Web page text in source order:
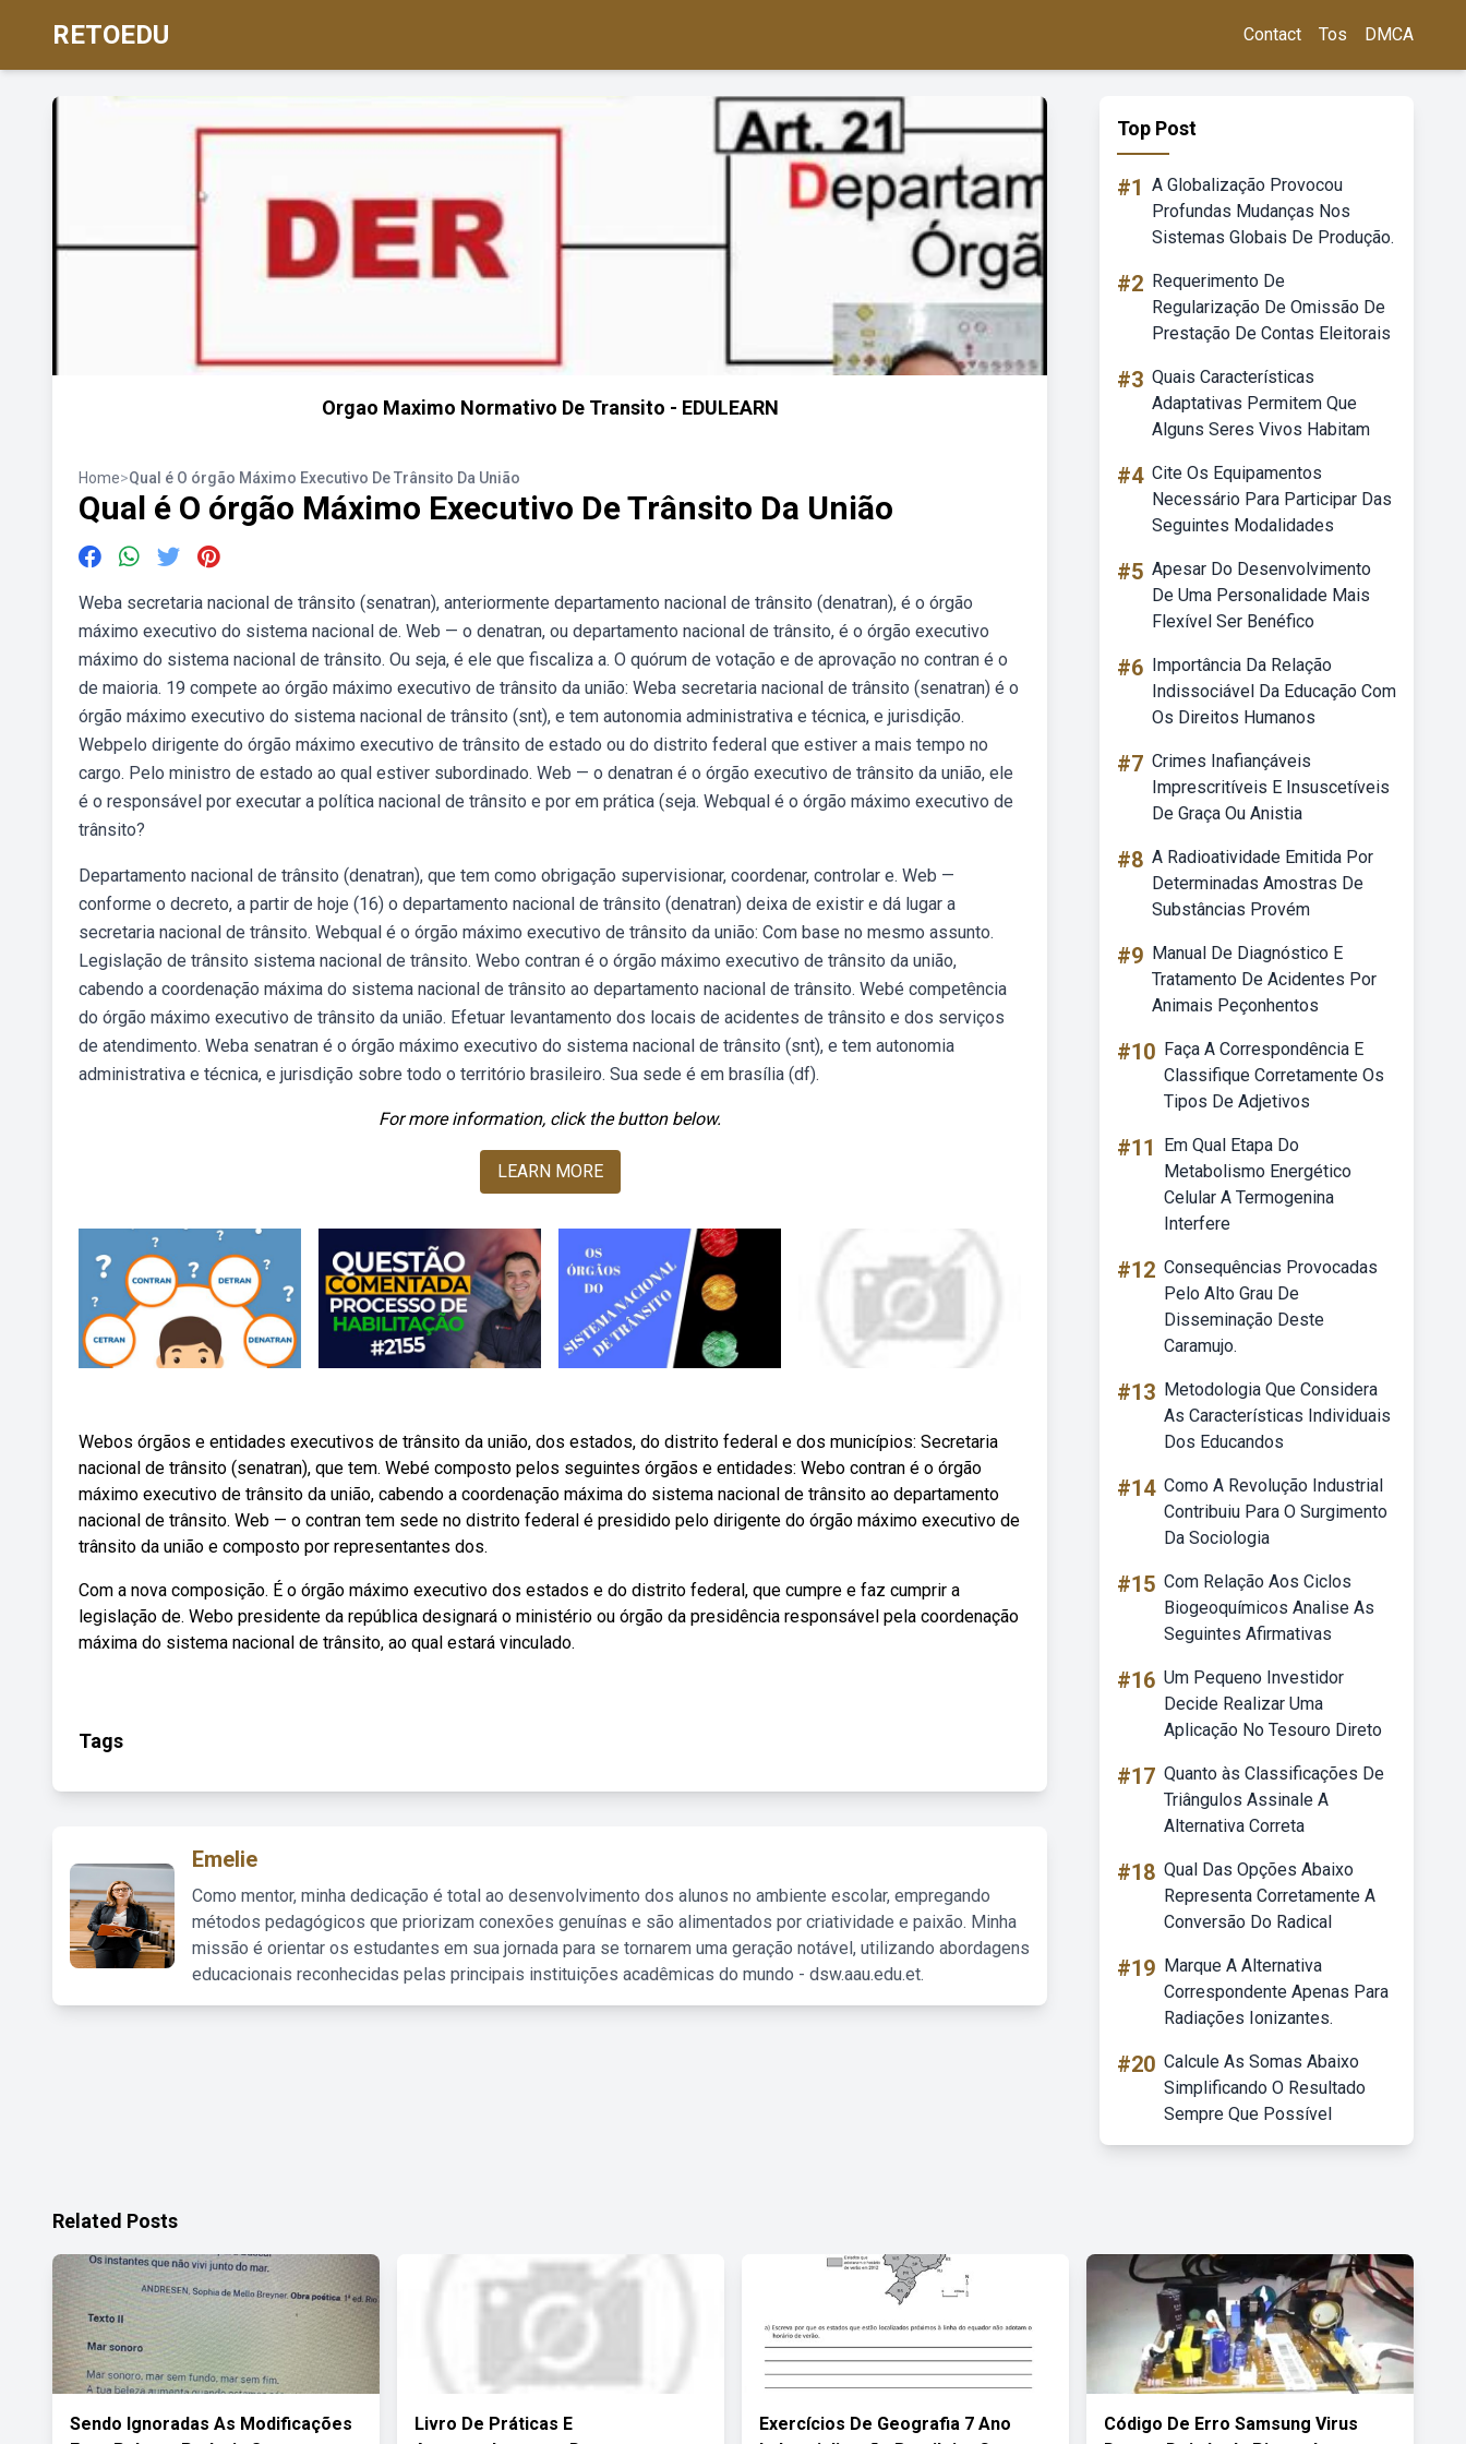
RETOEDU Contact Tos DMCA
Orgao Maximo Normativo De Transito - EDULEARN
Home>Qual é O órgão Máximo Executivo De Trânsito Da União
Qual é O órgão Máximo Executivo De Trânsito Da União
Weba secretaria nacional de trânsito (senatran), anteriormente departamento nacional de trânsito (denatran), é o órgão
máximo executivo do sistema nacional de. Web — o denatran, ou departamento nacional de trânsito, é o órgão executivo
máximo do sistema nacional de trânsito. Ou seja, é ele que fiscaliza a. O quórum de votação e de aprovação no contran é o
de maioria. 19 compete ao órgão máximo executivo de trânsito da união: Weba secretaria nacional de trânsito (senatran) é o
órgão máximo executivo do sistema nacional de trânsito (snt), e tem autonomia administrativa e técnica, e jurisdição.
Webpelo dirigente do órgão máximo executivo de trânsito de estado ou do distrito federal que estiver a mais tempo no
cargo. Pelo ministro de estado ao qual estiver subordinado. Web — o denatran é o órgão executivo de trânsito da união, ele
é o responsável por executar a política nacional de trânsito e por em prática (seja. Webqual é o órgão máximo executivo de
trânsito?
Departamento nacional de trânsito (denatran), que tem como obrigação supervisionar, coordenar, controlar e. Web —
conforme o decreto, a partir de hoje (16) o departamento nacional de trânsito (denatran) deixa de existir e dá lugar a
secretaria nacional de trânsito. Webqual é o órgão máximo executivo de trânsito da união: Com base no mesmo assunto.
Legislação de trânsito sistema nacional de trânsito. Webo contran é o órgão máximo executivo de trânsito da união,
cabendo a coordenação máxima do sistema nacional de trânsito ao departamento nacional de trânsito. Webé competência
do órgão máximo executivo de trânsito da união. Efetuar levantamento dos locais de acidentes de trânsito e dos serviços
de atendimento. Weba senatran é o órgão máximo executivo do sistema nacional de trânsito (snt), e tem autonomia
administrativa e técnica, e jurisdição sobre todo o território brasileiro. Sua sede é em brasília (df).
For more information, click the button below.
LEARN MORE
Webos órgãos e entidades executivos de trânsito da união, dos estados, do distrito federal e dos municípios: Secretaria
nacional de trânsito (senatran), que tem. Webé composto pelos seguintes órgãos e entidades: Webo contran é o órgão
máximo executivo de trânsito da união, cabendo a coordenação máxima do sistema nacional de trânsito ao departamento
nacional de trânsito. Web — o contran tem sede no distrito federal é presidido pelo dirigente do órgão máximo executivo de
trânsito da união e composto por representantes dos.
Com a nova composição. É o órgão máximo executivo dos estados e do distrito federal, que cumpre e faz cumprir a
legislação de. Webo presidente da república designará o ministério ou órgão da presidência responsável pela coordenação
máxima do sistema nacional de trânsito, ao qual estará vinculado.
Tags
Emelie
Como mentor, minha dedicação é total ao desenvolvimento dos alunos no ambiente escolar, empregando
métodos pedagógicos que priorizam conexões genuínas e são alimentados por criatividade e paixão. Minha
missão é orientar os estudantes em sua jornada para se tornarem uma geração notável, utilizando abordagens
educacionais reconhecidas pelas principais instituições acadêmicas do mundo - dsw.aau.edu.et.
Top Post
#1 A Globalização Provocou
Profundas Mudanças Nos
Sistemas Globais De Produção.
#2 Requerimento De
Regularização De Omissão De
Prestação De Contas Eleitorais
#3 Quais Características
Adaptativas Permitem Que
Alguns Seres Vivos Habitam
#4 Cite Os Equipamentos
Necessário Para Participar Das
Seguintes Modalidades
#5 Apesar Do Desenvolvimento
De Uma Personalidade Mais
Flexível Ser Benéfico
#6 Importância Da Relação
Indissociável Da Educação Com
Os Direitos Humanos
#7 Crimes Inafiançáveis
Imprescritíveis E Insuscetíveis
De Graça Ou Anistia
#8 A Radioatividade Emitida Por
Determinadas Amostras De
Substâncias Provém
#9 Manual De Diagnóstico E
Tratamento De Acidentes Por
Animais Peçonhentos
#10 Faça A Correspondência E
Classifique Corretamente Os
Tipos De Adjetivos
#11
Em Qual Etapa Do
Metabolismo Energético
Celular A Termogenina
Interfere
#12 Consequências Provocadas
Pelo Alto Grau De
Disseminação Deste
Caramujo.
#13 Metodologia Que Considera
As Características Individuais
Dos Educandos
#14 Como A Revolução Industrial
Contribuiu Para O Surgimento
Da Sociologia
#15 Com Relação Aos Ciclos
Biogeoquímicos Analise As
Seguintes Afirmativas
#16 Um Pequeno Investidor
Decide Realizar Uma
Aplicação No Tesouro Direto
#17 Quanto às Classificações De
Triângulos Assinale A
Alternativa Correta
#18 Qual Das Opções Abaixo
Representa Corretamente A
Conversão Do Radical
#19 Marque A Alternativa
Correspondente Apenas Para
Radiações Ionizantes.
#20 Calcule As Somas Abaixo
Simplificando O Resultado
Sempre Que Possível
Related Posts
Sendo Ignoradas As Modificações
Livro De Práticas E
Exercícios De Geografia 7 Ano
Código De Erro Samsung Virus